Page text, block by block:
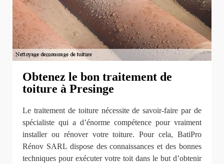
Obtenez le bon traitement de
toiture à Presinge
Le traitement de toiture nécessite de savoir-faire par de
spécialiste qui a d’énorme compétence pour vraiment
installer ou rénover votre toiture. Pour cela, BatiPro
Rénov SARL dispose des connaissances et des bonnes
techniques pour exécuter votre toit dans le but d’obtenir